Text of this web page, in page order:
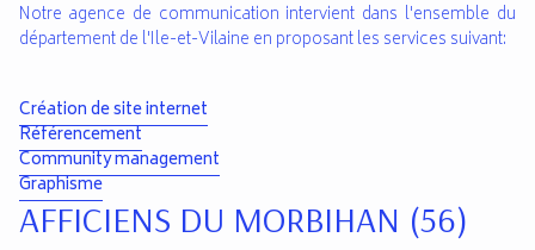
Notre agence de communication intervient dans l'ensemble du
département de l'Ile-et-Vilaine en proposant les services suivant:
Création de site internet
Référencement
Community management
Graphisme
AFFICIENS DU MORBIHAN (56)